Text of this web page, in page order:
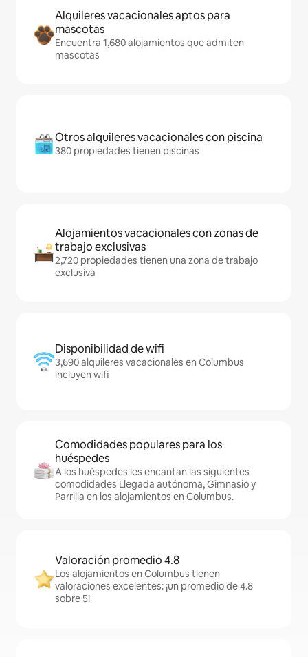
Alquileres vacacionales aptos para
mascotas
Encuentra 1,680 alojamientos que admiten
mascotas
Otros alquileres vacacionales con piscina
380 propiedades tienen piscinas
Alojamientos vacacionales con zonas de
trabajo exclusivas
2,720 propiedades tienen una zona de trabajo
exclusiva
Disponibilidad de wifi
3,690 alquileres vacacionales en Columbus
incluyen wifi
Comodidades populares para los
huéspedes
A los huéspedes les encantan las siguientes
comodidades Llegada autónoma, Gimnasio y
Parrilla en los alojamientos en Columbus.
Valoración promedio 4.8
Los alojamientos en Columbus tienen
valoraciones excelentes: ¡un promedio de 4.8
sobre 5!